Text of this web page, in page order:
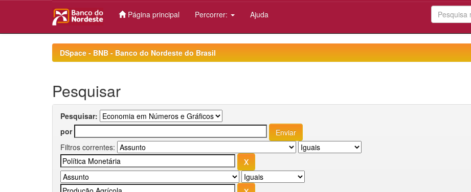
Página principal Percorrer: Ajuda
DSpace - BNB - Banco do Nordeste do Brasil
Pesquisar
Pesquisar:
por
Filtros correntes: